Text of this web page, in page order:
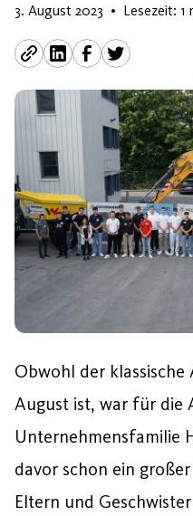
3. August 2023 19. Februar
• Lesezeit: 1
Obwohl der klassische
August ist, war für die
Unternehmensfamilie
davor schon ein
Eltern und